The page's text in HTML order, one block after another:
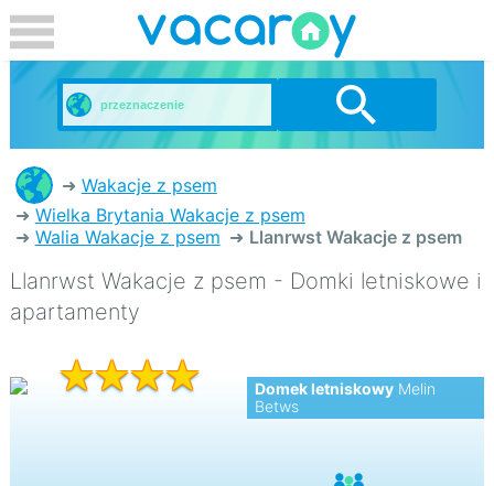
Wakacje z psem
Wielka Brytania Wakacje z psem
Walia Wakacje z psem
Llanrwst Wakacje z psem
Llanrwst Wakacje z psem - Domki letniskowe i
apartamenty
Domek letniskowyMelin
Betws